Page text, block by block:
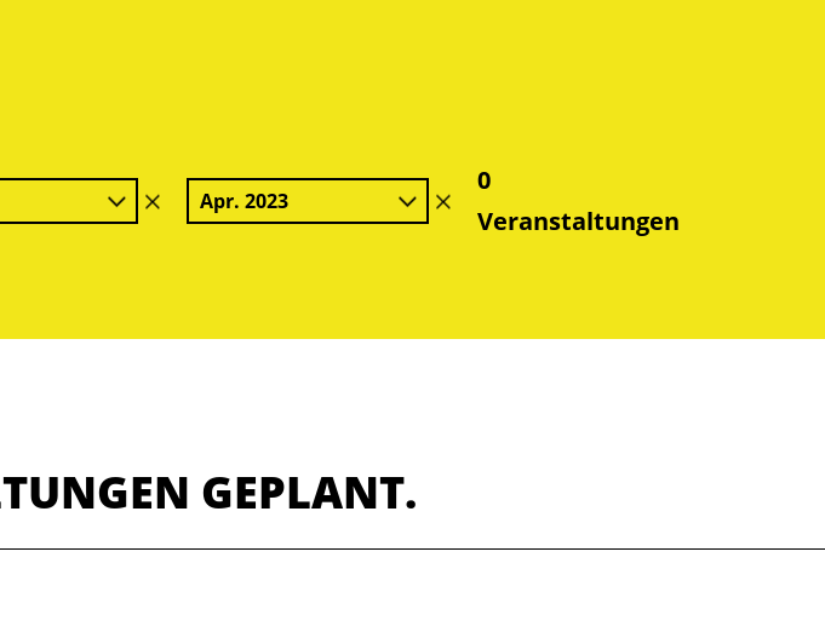
Filter
löschen
Apr. 2023
Filter
löschen
0
Veranstaltungen
GEPLANT.